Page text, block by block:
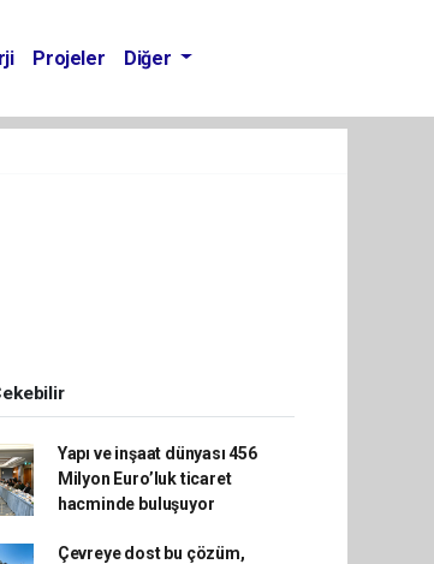
Projeler Diğer
Yapı ve inşaat dünyası 456
Milyon Euro’luk ticaret
hacminde buluşuyor
Çevreye dost bu çözüm,